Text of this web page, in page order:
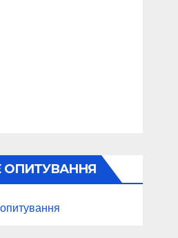
ОПИТУВАННЯ